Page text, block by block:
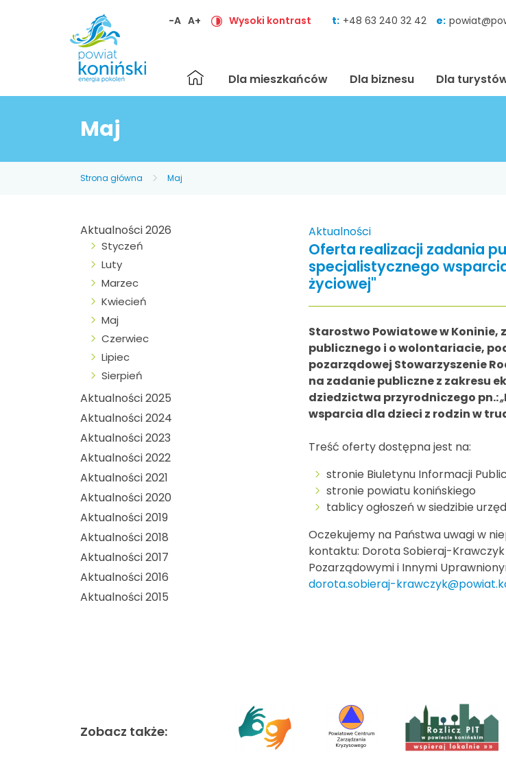
-A A+ Wysoki kontrast t: +48 63 240 32 42 e:
Strona
główna
Dla mieszkańców Dla biznesu Dla
Maj
Strona główna Maj
Aktualności 2026
Styczeń
Luty
Marzec
Kwiecień
Maj
Czerwiec
Lipiec
Sierpień
Aktualności 2025
Aktualności 2024
Aktualności 2023
Aktualności 2022
Aktualności 2021
Aktualności 2020
Aktualności 2019
Aktualności 2018
Aktualności 2017
Aktualności 2016
Aktualności 2015
Aktualności
Oferta realizacji zadania
specjalistycznego
życiowej"
Starostwo Powiatowe w Koninie,
publicznego i o wolontariacie,
pozarządowej Stowarzyszenie
na zadanie publiczne z zakresu
dziedzictwa przyrodniczego pn.:„
wsparcia dla dzieci z rodzin w
Treść oferty dostępna jest na:
stronie Biuletynu Informacji
stronie powiatu konińskiego
tablicy ogłoszeń w siedzibie
Oczekujemy na Państwa uwagi w
kontaktu: Dorota Sobieraj-Krawczyk
Pozarządowymi i Innymi
dorota.sobieraj-
Zobacz także: